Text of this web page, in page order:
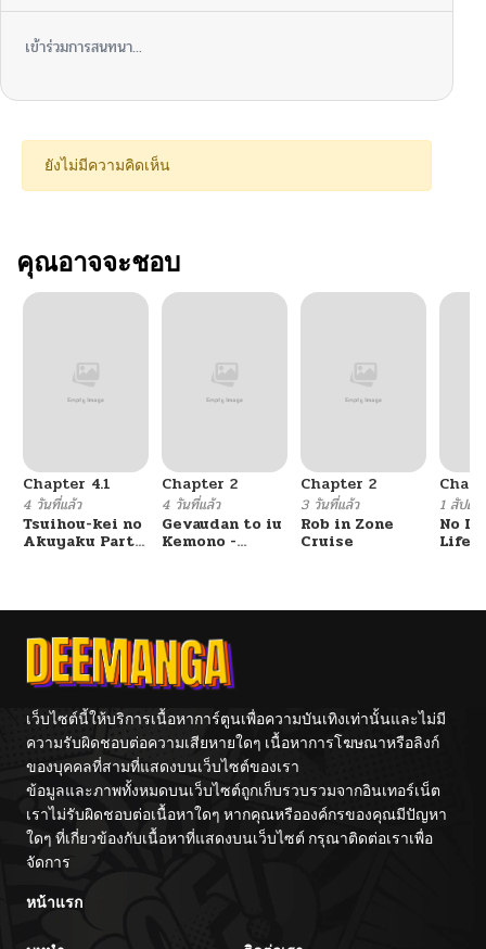
เข้าร่วมการสนทนา...
ยังไม่มีความคิดเห็น
คุณอาจจะชอบ
Chapter 4.1
4 วันที่แล้ว
Tsuihou-kei no
Akuyaku Party
Sareru Mae ni
Tsuihou
Shimashita.:
Skill o Ubau
Akuyakusugiru
Tsuyosugiru
Chapter 2
4 วันที่แล้ว
Gevaudan to iu
Kemono -
Ningen no
Monster wa,
Fukushuu no
Prison Break
Kuwadateru-
Chapter 2
3 วันที่แล้ว
Rob in Zone
Cruise
1 สัปด
No
Life!!
เว็บไซต์นี้ให้บริการเนื้อหาการ์ตูนเพื่อความบันเทิงเท่านั้นและไม่มี
ความรับผิดชอบต่อความเสียหายใดๆ เนื้อหาการโฆษณาหรือลิงก์
ของบุคคลที่สามที่แสดงบนเว็บไซต์ของเรา
ข้อมูลและภาพทั้งหมดบนเว็บไซต์ถูกเก็บรวบรวมจากอินเทอร์เน็ต
เราไม่รับผิดชอบต่อเนื้อหาใดๆ หากคุณหรือองค์กรของคุณมีปัญหา
ใดๆ ที่เกี่ยวข้องกับเนื้อหาที่แสดงบนเว็บไซต์ กรุณาติดต่อเราเพื่อ
จัดการ
หน้าแรก